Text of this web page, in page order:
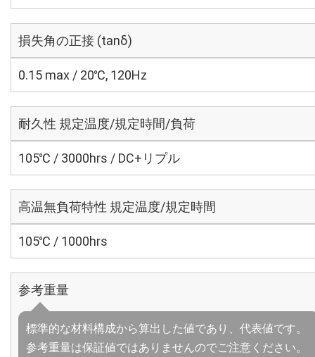
損失角の正接 (tanδ)
0.15 max / 20℃, 120Hz
耐久性 規定温度/規定時間/負荷
105℃ / 3000hrs / DC+リプル
高温無負荷特性 規定温度/規定時間
105℃ / 1000hrs
参考重量
標準的な材料構成から算出した値であり、代表値です。
参考重量は保証値ではありませんのでご注意ください。